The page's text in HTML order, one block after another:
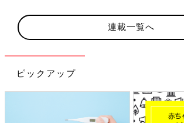
連載一覧へ
ピックアップ